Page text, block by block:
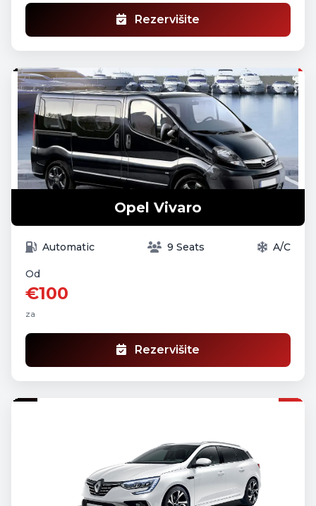
Rezervišite
Opel Vivaro
Automatic 9 Seats A/C
Od
€100
za
Rezervišite